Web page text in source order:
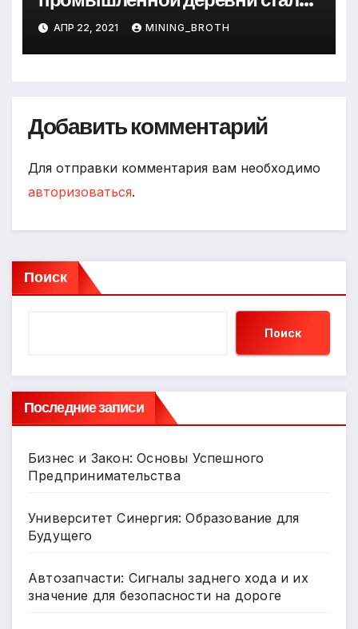
превращается в современный
мегаполис
АПР 22, 2021 MINING_BROTH
Добавить комментарий
Для отправки комментария вам необходимо
авторизоваться.
Поиск
Поиск
Последние записи
Бизнес и Закон: Основы Успешного
Предпринимательства
Университет Синергия: Образование для
Будущего
Автозапчасти: Сигналы заднего хода и их
значение для безопасности на дороге